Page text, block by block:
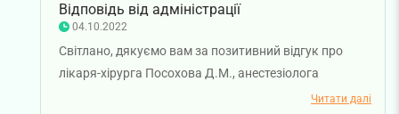
Відповідь від адміністрації
04.10.2022
Світлано, дякуємо вам за позитивний відгук про
лікаря-хірурга Посохова Д.М., анестезіолога
Андрюхова А.Г. та медсестер. Бажаємо вам міцного
Читати далі